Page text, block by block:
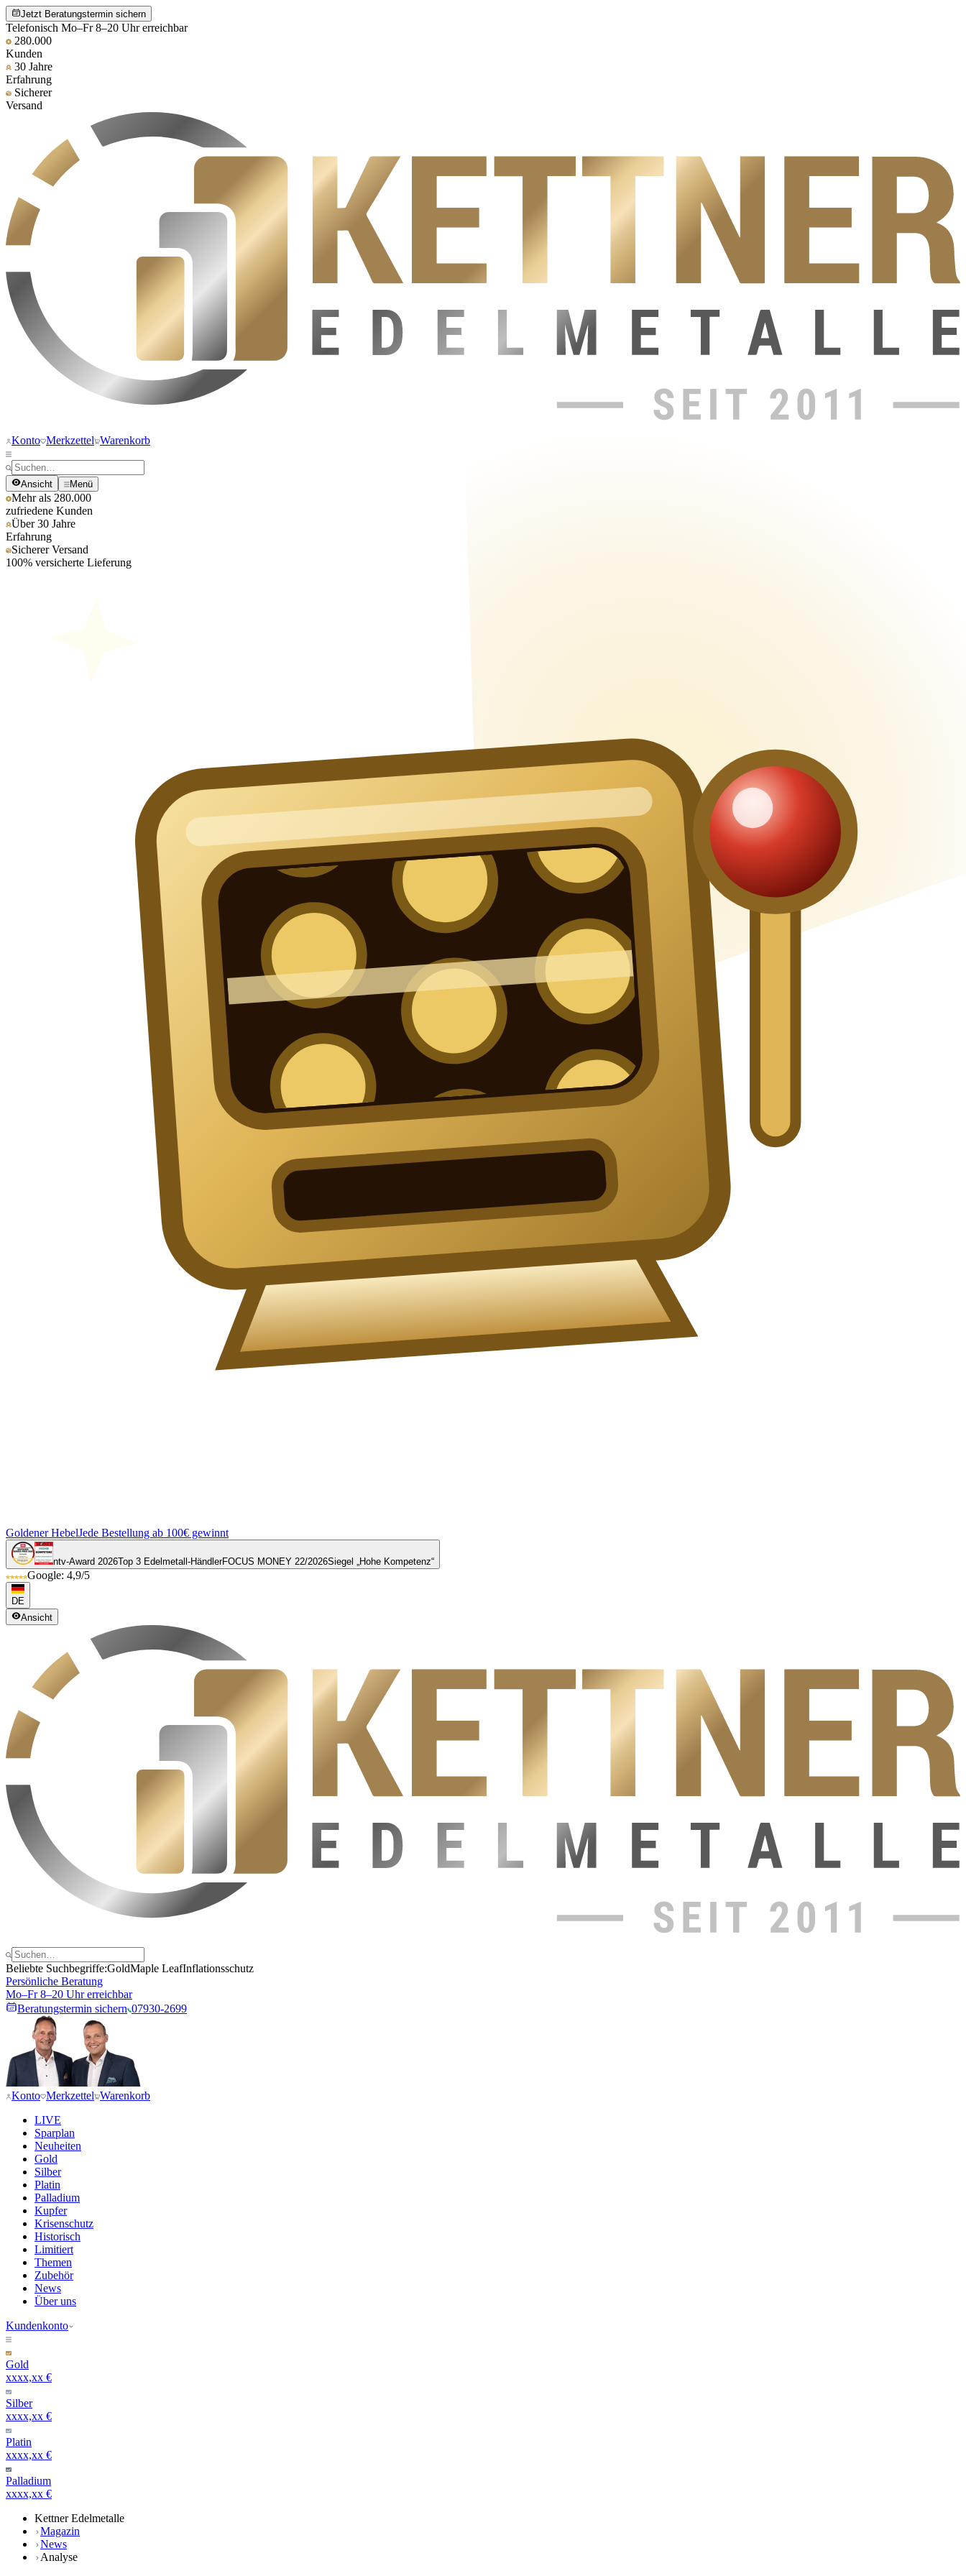
Jetzt Beratungstermin sichern
Telefonisch Mo–Fr 8–20 Uhr erreichbar
280.000
Kunden
30 Jahre
Erfahrung
Sicherer
Versand
Konto Merkzettel Warenkorb
Ansicht Menü
Mehr als 280.000
zufriedene Kunden
Über 30 Jahre
Erfahrung
Sicherer Versand
100% versicherte Lieferung
Goldener HebelJede Bestellung ab 100€ gewinnt
ntv-Award 2026Top 3 Edelmetall-HändlerFOCUS MONEY 22/2026Siegel „Hohe Kompetenz“
Google: 4,9/5
DE
Ansicht
Beliebte Suchbegriffe:GoldMaple LeafInflationsschutz
Persönliche Beratung
Mo–Fr 8–20 Uhr erreichbar
Beratungstermin sichern 07930-2699
Konto Merkzettel Warenkorb
LIVE
Sparplan
Neuheiten
Gold
Silber
Platin
Palladium
Kupfer
Krisenschutz
Historisch
Limitiert
Themen
Zubehör
News
Über uns
Kundenkonto
Gold
xxxx,xx €
Silber
xxxx,xx €
Platin
xxxx,xx €
Palladium
xxxx,xx €
Kettner Edelmetalle
Magazin
News
Analyse